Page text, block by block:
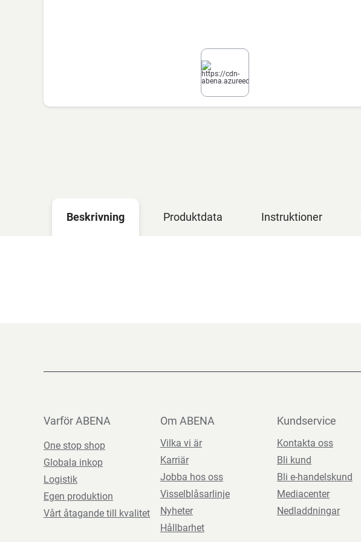
Beskrivning Produktdata Instruktioner
Varför ABENA
One stop shop
Globala inkop
Logistik
Egen produktion
Vårt åtagande till kvalitet
Om ABENA
Vilka vi är
Karriär
Jobba hos oss
Visselblåsarlinje
Nyheter
Hållbarhet
Kundservice
Kontakta oss
Bli kund
Bli e-handelskund
Mediacenter
Nedladdningar